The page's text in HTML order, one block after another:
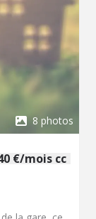
8 photos
€/mois cc